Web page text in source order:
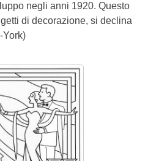
negli anni 1920. Questo
di decorazione, si declina
York)